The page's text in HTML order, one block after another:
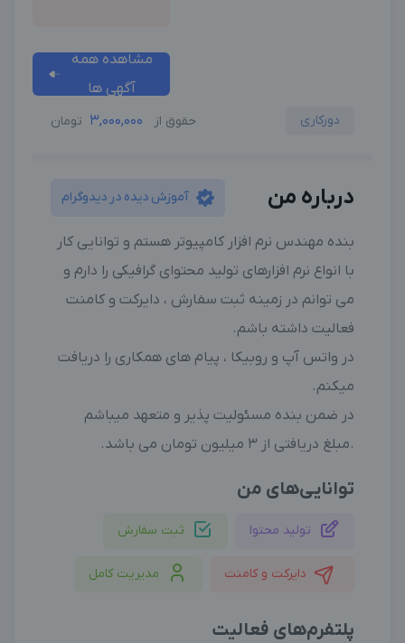
مشاهده همه
آگهی ها
دورکاری حقوق از 3,000,000 تومان
درباره من آموزش دیده در دیدوگرام
بنده مهندس نرم افزار کامپیوتر هستم و توانایی کار
با انواع نرم افزارهای تولید محتوای گرافیکی را دارم و
می توانم در زمینه ثبت سفارش ، دایرکت و کامنت
فعالیت داشته باشم.
در واتس آپ و روبیکا ، پیام های همکاری را دریافت
میکنم.
در ضمن بنده مسئولیت پذیر و متعهد میباشم
.مبلغ دریافتی از ۳ میلیون تومان می باشد.
توانایی‌های من
تولید محتوا ثبت سفارش
دایرکت و کامنت مدیریت کامل
پلتفرم‌های فعالیت